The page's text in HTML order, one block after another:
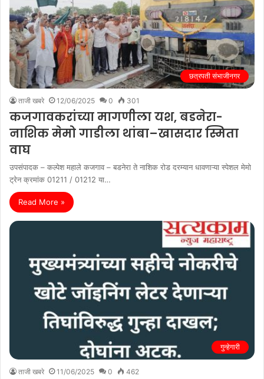
छत्रपती संभाजीनगर
ताजी खबरे 12/06/2025 0 301
कजगावकरांच्या मागणीला यश, बडनेरा-
नाशिक मेमो गाडीला थांबा–खासदार स्मिता
वाघ
उपसंपादक – कल्पेश महाले कजगाव – बडनेरा ते नाशिक रोड दरम्यान धावणाऱ्या स्पेशल मेमो
ट्रेन क्रमांक 01211 / 01212 या…
Read More »
गुन्हेगारी
ताजी खबरे 11/06/2025 0 462